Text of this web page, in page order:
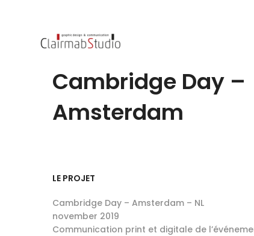
Cambridge Day –
Amsterdam
LE PROJET
Cambridge Day – Amsterdam – NL
november 2019
Communication print et digitale de